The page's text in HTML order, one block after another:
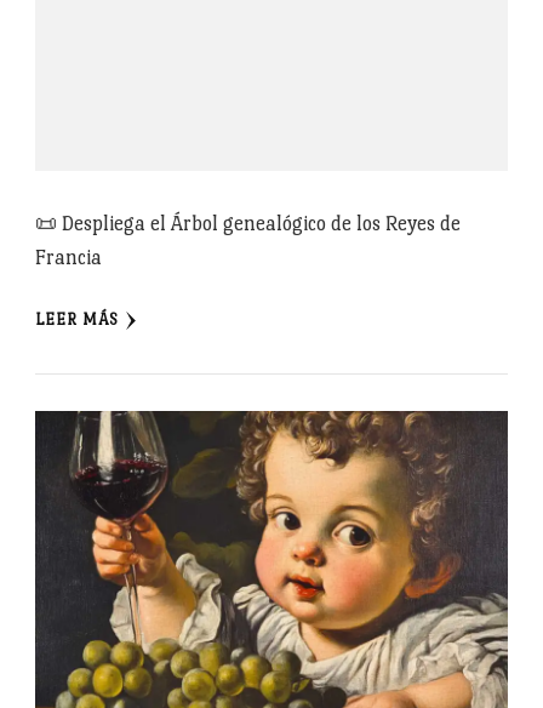
📜 Despliega el Árbol genealógico de los Reyes de
Francia
LEER MÁS